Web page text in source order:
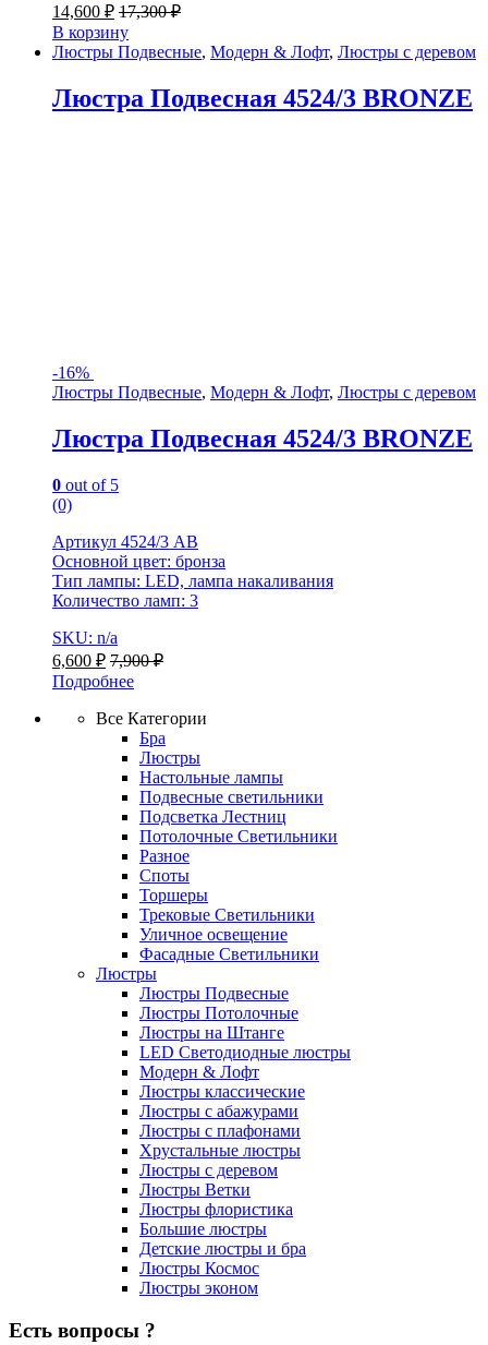
14,600 ₽ 17,300₽
В корзину
Люстры Подвесные, Модерн & Лофт, Люстры с деревом
Люстра Подвесная 4524/3 BRONZE
-16%
Люстры Подвесные, Модерн & Лофт, Люстры с деревом
Люстра Подвесная 4524/3 BRONZE
0 out of 5
(0)
Артикул 4524/3 AB
Основной цвет: бронза
Тип лампы: LED, лампа накаливания
Количество ламп: 3
SKU: n/a
6,600 ₽ 7,900₽
Подробнее
Все Категории
Бра
Люстры
Настольные лампы
Подвесные светильники
Подсветка Лестниц
Потолочные Светильники
Разное
Споты
Торшеры
Трековые Светильники
Уличное освещение
Фасадные Светильники
Люстры
Люстры Подвесные
Люстры Потолочные
Люстры на Штанге
LED Светодиодные люстры
Модерн & Лофт
Люстры классические
Люстры с абажурами
Люстры с плафонами
Хрустальные люстры
Люстры с деревом
Люстры Ветки
Люстры флористика
Большие люстры
Детские люстры и бра
Люстры Космос
Люстры эконом
Есть вопросы ?